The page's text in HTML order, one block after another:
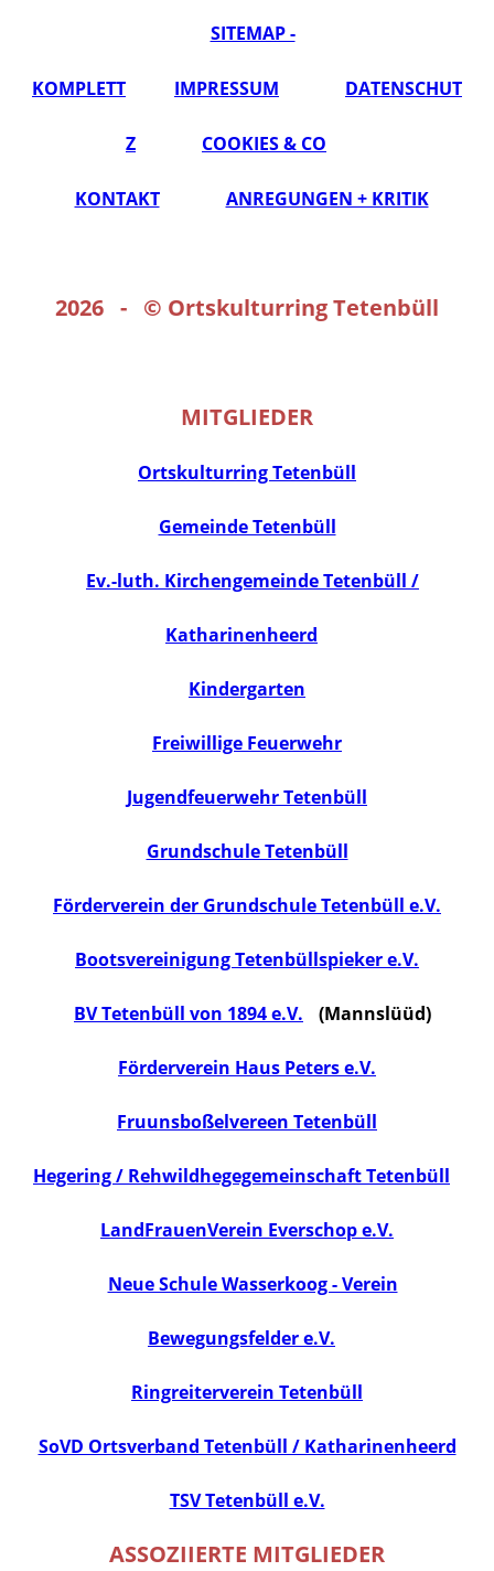
SITEMAP -
KOMPLETT IMPRESSUM DATENSCHUT
Z COOKIES & CO
KONTAKT ANREGUNGEN + KRITIK
2026 - © Ortskulturring Tetenbüll
MITGLIEDER
Ortskulturring Tetenbüll
Gemeinde Tetenbüll
Ev.-luth. Kirchengemeinde Tetenbüll /
Katharinenheerd
Kindergarten
Freiwillige Feuerwehr
Jugendfeuerwehr Tetenbüll
Grundschule Tetenbüll
Förderverein der Grundschule Tetenbüll e.V.
Bootsvereinigung Tetenbüllspieker e.V.
BV Tetenbüll von 1894 e.V. (Mannslüüd)
Förderverein Haus Peters e.V.
Fruunsboßelvereen Tetenbüll
Hegering / Rehwildhegegemeinschaft Tetenbüll
LandFrauenVerein Everschop e.V.
Neue Schule Wasserkoog - Verein
Bewegungsfelder e.V.
Ringreiterverein Tetenbüll
SoVD Ortsverband Tetenbüll / Katharinenheerd
TSV Tetenbüll e.V.
ASSOZIIERTE MITGLIEDER